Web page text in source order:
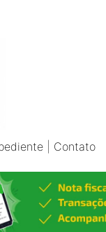
Contato